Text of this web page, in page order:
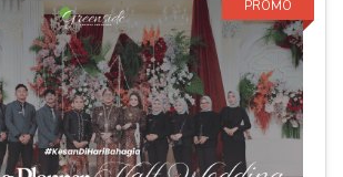
PROMO